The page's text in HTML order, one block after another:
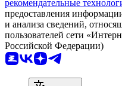
рекомендательные
предоставления
и анализа сведений,
пользователей сети
Российской Федерации)